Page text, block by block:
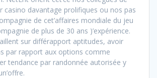
casino davantage prolifiques ou nos pas
de cet’affaires mondiale du jeu
de plus de 30 ans )’expérience.
sur différapport aptitudes, avoir
par rapport aux options comme
tendance par randonnée autorisée y